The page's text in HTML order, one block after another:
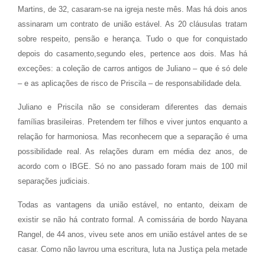
Martins, de 32, casaram-se na igreja neste mês. Mas há dois anos
assinaram um contrato de união estável. As 20 cláusulas tratam
sobre respeito, pensão e herança. Tudo o que for conquistado
depois do casamento,segundo eles, pertence aos dois. Mas há
exceções: a coleção de carros antigos de Juliano – que é só dele
– e as aplicações de risco de Priscila – de responsabilidade dela.
Juliano e Priscila não se consideram diferentes das demais
famílias brasileiras. Pretendem ter filhos e viver juntos enquanto a
relação for harmoniosa. Mas reconhecem que a separação é uma
possibilidade real. As relações duram em média dez anos, de
acordo com o IBGE. Só no ano passado foram mais de 100 mil
separações judiciais.
Todas as vantagens da união estável, no entanto, deixam de
existir se não há contrato formal. A comissária de bordo Nayana
Rangel, de 44 anos, viveu sete anos em união estável antes de se
casar. Como não lavrou uma escritura, luta na Justiça pela metade